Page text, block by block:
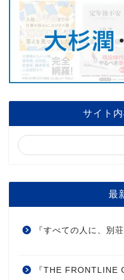
サイト
最
『すべての人に、別
『THE FRONTLINE